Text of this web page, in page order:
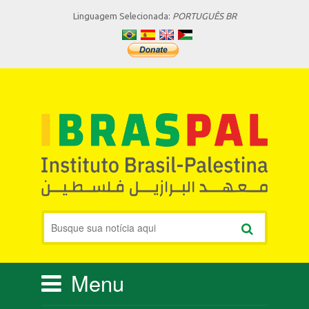
Linguagem Selecionada: PORTUGUÊS BR
Menu